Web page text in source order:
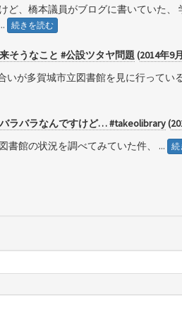
、橋本議員がブログに書いていた、
続きを読む
そうなこと #公設ツタヤ問題 (2014年9
が多賀城市立図書館を見に行ってい
ラバラなんですけど… #takeolibrary(
書館の状況を調べてみていた件、 ...
続